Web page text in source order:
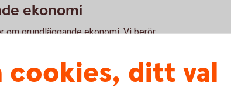
ekonomi
grundläggande ekonomi. Vi berör
att spara och olika betalsätt. Hur lär
Hur får man pengar och vad händer när
om dessa ämnen och att få upp ögonen
cookies, ditt val